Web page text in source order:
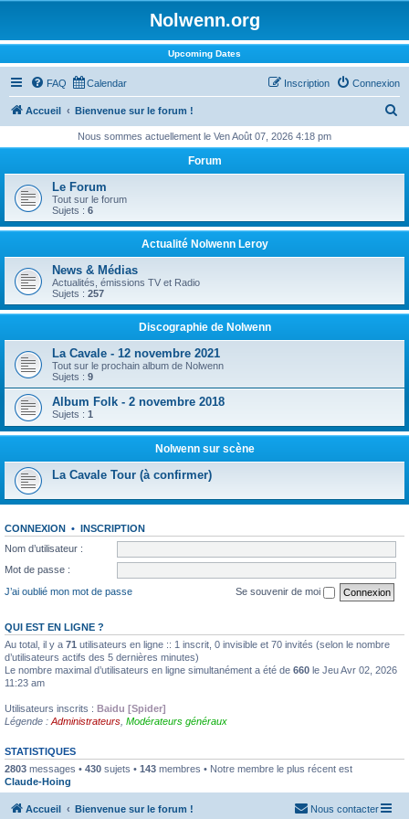
Nolwenn.org
Upcoming Dates
FAQ Calendar Connexion
Inscription
Accueil Bienvenue sur le forum !
h
r
r
Nous sommes actuellement le Ven Août 07, 2026 4:18 pm
Forum
Le Forum
Tout sur le forum
Sujets : 6
Actualité Nolwenn Leroy
News & Médias
Actualités, émissions TV et Radio
Sujets : 257
Discographie de Nolwenn
La Cavale - 12 novembre 2021
Tout sur le prochain album de Nolwenn
Sujets : 9
Album Folk - 2 novembre 2018
Sujets : 1
Nolwenn sur scène
La Cavale Tour (à confirmer)
CONNEXION • INSCRIPTION
Nom d’utilisateur :
Mot de passe :
J’ai oublié mon mot de passe
Se souvenir de moi
QUI EST EN LIGNE ?
Au total, il y a 71 utilisateurs en ligne :: 1 inscrit, 0 invisible et 70 invités (selon le nombre
d’utilisateurs actifs des 5 dernières minutes)
Le nombre maximal d’utilisateurs en ligne simultanément a été de 660 le Jeu Avr 02, 2026
11:23 am
Utilisateurs inscrits : Baidu [Spider]
Légende : Administrateurs Modérateurs généraux
STATISTIQUES
2803 messages • 430 sujets • 143 membres • Notre membre le plus récent est
Claude-Hoing
Accueil Bienvenue sur le forum ! Nous contacter